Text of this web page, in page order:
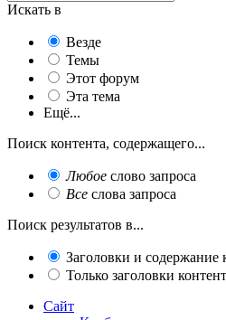
Искать в
Везде
Темы
Этот форум
Эта тема
Ещё...
Поиск контента, содержащего...
Любое слово запроса
Все слова запроса
Поиск результатов в...
Заголовки и содержание
Только заголовки
Сайт